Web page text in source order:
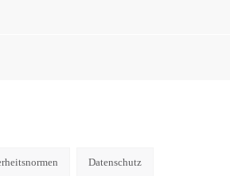
Datenschutz